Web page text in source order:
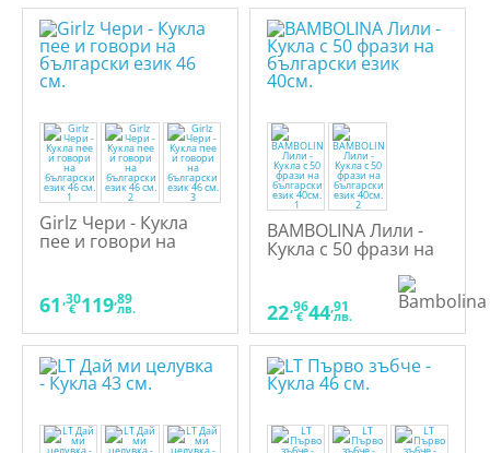
Girlz Чери - Кукла
пее и говори на
български език 46
61,30
€ 119,89
лв.
BAMBOLINA Лили -
Кукла с 50 фрази на
български език
22,96
€ 44,91
лв.